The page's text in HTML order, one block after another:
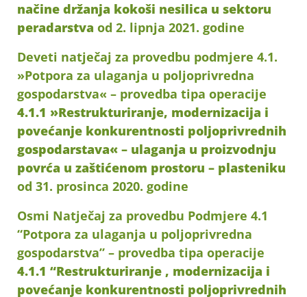
načine držanja kokoši nesilica u sektoru
peradarstva od 2. lipnja 2021. godine
Deveti natječaj za provedbu podmjere 4.1.
»Potpora za ulaganja u poljoprivredna
gospodarstva« – provedba tipa operacije
4.1.1 »Restrukturiranje, modernizacija i
povećanje konkurentnosti poljoprivrednih
gospodarstava« – ulaganja u proizvodnju
povrća u zaštićenom prostoru – plasteniku
od 31. prosinca 2020. godine
Osmi Natječaj za provedbu Podmjere 4.1
“Potpora za ulaganja u poljoprivredna
gospodarstva” – provedba tipa operacije
4.1.1 “Restrukturiranje , modernizacija i
povećanje konkurentnosti poljoprivrednih